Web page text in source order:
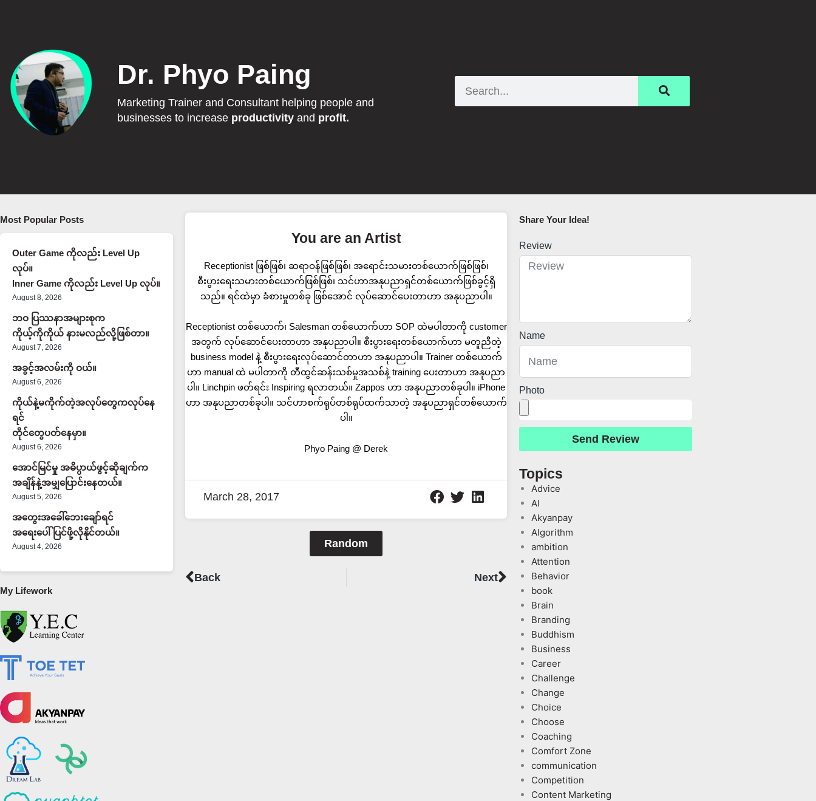
Dr. Phyo Paing
Marketing Trainer and Consultant helping people and
businesses to increase productivityand profit.
Most Popular Posts
Outer Game ကိုလည်း Level Up
လုပ်။
Inner Game ကိုလည်း Level Up လုပ်။
August 8, 2026
ဘဝ ပြဿနာအများစုက
ကိုယ့်ကိုကိုယ် နားမလည်လို့ဖြစ်တာ။
August 7, 2026
အခွင့်အလမ်းကို ဝယ်။
August 6, 2026
ကိုယ်နဲ့မကိုက်တဲ့အလုပ်တွေကလုပ်နေ
ရင်
တိုင်တွေပတ်နေမှာ။
August 6, 2026
အောင်မြင်မှု အဓိပ္ပာယ်ဖွင့်ဆိုချက်က
အချိန်နဲ့အမျှပြောင်းနေတယ်။
August 5, 2026
အတွေးအခေါ်ဘေးချော်ရင်
အရေးပေါ်ပြင်ဖို့လိုနိုင်တယ်။
August 4, 2026
My Lifework
You are an Artist
Receptionist ဖြစ်ဖြစ်၊ ဆရာဝန်ဖြစ်ဖြစ်၊ အရောင်းသမားတစ်ယောက်ဖြစ်ဖြစ်၊
စီးပွားရေးသမားတစ်ယောက်ဖြစ်ဖြစ်၊ သင်ဟာအနုပညာရှင်တစ်ယောက်ဖြစ်ခွင့်ရှိ
သည်။ ရင်ထဲမှာ ခံစားမှုတစ်ခု ဖြစ်အောင် လုပ်ဆောင်ပေးတာဟာ အနုပညာပါ။
Receptionist တစ်ယောက်၊ Salesman တစ်ယောက်ဟာ SOP ထဲမပါတာကို customer
အတွက် လုပ်ဆောင်ပေးတာဟာ အနုပညာပါ။ စီးပွားရေးတစ်ယောက်ဟာ မတူညီတဲ့
business model နဲ့ စီးပွားရေးလုပ်ဆောင်တာဟာ အနုပညာပါ။ Trainer တစ်ယောက်
ဟာ manual ထဲ မပါတာကို တီထွင်ဆန်းသစ်မှုအသစ်နဲ့ training ပေးတာဟာ အနုပညာ
ပါ။ Linchpin ဖတ်ရင်း Inspiring ရလာတယ်။ Zappos ဟာ အနုပညာတစ်ခုပါ။ iPhone
ဟာ အနုပညာတစ်ခုပါ။ သင်ဟာစက်ရုပ်တစ်ရုပ်ထက်သာတဲ့ အနုပညာရှင်တစ်ယောက်
ပါ။
Phyo Paing @ Derek
March 28, 2017
Random
Prev
Back NextNext
Share Your Idea!​
Review
Name
Photo
Send Review
Topics
Advice
AI
Akyanpay
Algorithm
ambition
Attention
Behavior
book
Brain
Branding
Buddhism
Business
Career
Challenge
Change
Choice
Choose
Coaching
Comfort Zone
communication
Competition
Content Marketing